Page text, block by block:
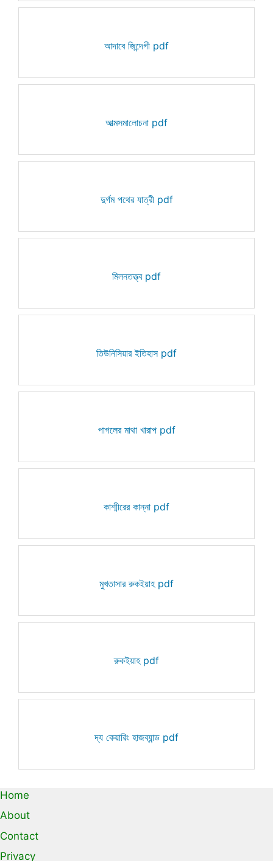
আদাবে জিন্দেগী pdf
আত্মসমালোচনা pdf
দুর্গম পথের যাত্রী pdf
মিলনতত্ত্ব pdf
তিউনিসিয়ার ইতিহাস pdf
পাগলের মাথা খারাপ pdf
কাশ্মীরের কান্না pdf
মুখতাসার রুকইয়াহ pdf
রুকইয়াহ pdf
দ্য কেয়ারিং হাজব্যান্ড pdf
Home
About
Contact
Privacy